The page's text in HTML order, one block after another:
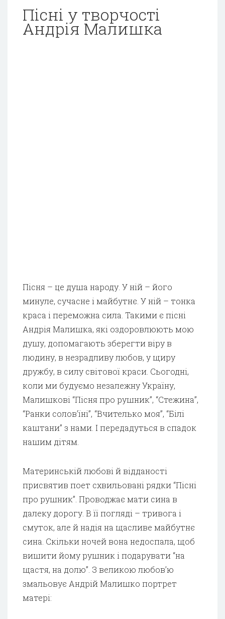
Пісні у творчості
Андрія Малишка
Пісня – це душа народу. У ній – його
минуле, сучасне і майбутнє. У ній – тонка
краса і переможна сила. Такими є пісні
Андрія Малишка, які оздоровлюють мою
душу, допомагають зберегти віру в
людину, в незрадливу любов, у щиру
дружбу, в силу світової краси. Сьогодні,
коли ми будуємо незалежну Україну,
Малишкові “Пісня про рушник”, “Стежина”,
“Ранки солов’їні”, “Вчителько моя”, “Білі
каштани” з нами. І передадуться в спадок
нашим дітям.
Материнській любові й відданості
присвятив поет схвильовані рядки “Пісні
про рушник”. Проводжає мати сина в
далеку дорогу. В її погляді – тривога і
смуток, але й надія на щасливе майбутнє
сина. Скільки ночей вона недоспала, щоб
вишити йому рушник і подарувати “на
щастя, на долю”. З великою любов’ю
змальовує Андрій Малишко портрет
матері: